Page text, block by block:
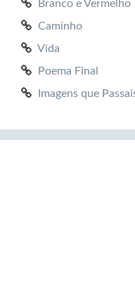
Branco e Vermelho
Caminho
Vida
Poema Final
Imagens que